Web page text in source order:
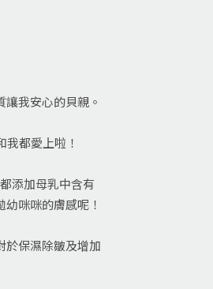
我安心的貝親。
都愛上啦！
添加母乳中含有
咪咪的膚感呢！
於保濕除皺及增加